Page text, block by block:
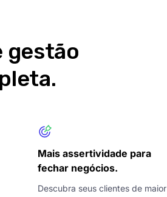
gestão
Mais assertividade para
fechar negócios.
Descubra seus clientes de maior